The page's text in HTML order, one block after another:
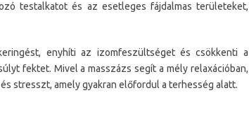
testalkatot és az esetleges fájdalmas területeket,
enyhíti az izomfeszültséget és csökkenti a
fektet. Mivel a masszázs segít a mély relaxációban,
stresszt, amely gyakran előfordul a terhesség alatt.